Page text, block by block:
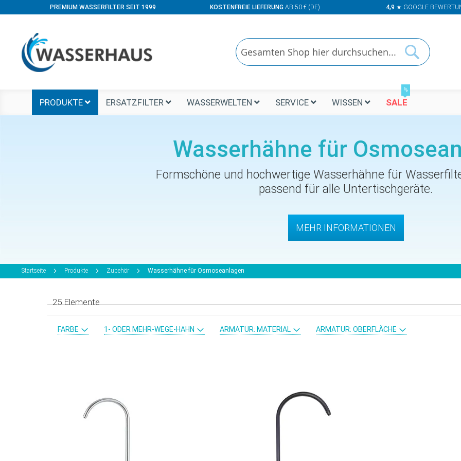
PREMIUM WASSERFILTER SEIT 1999 KOSTENFREIE LIEFERUNGAB 50 € (DE) 4,9 ★ GOOGLE
Suchen
PRODUKTE ERSATZFILTER WASSERWELTEN SERVICE WISSEN SALE
%
Wasserhähne für
Formschöne und hochwertige Wasserhähne für
passend für alle Untertischgeräte.
MEHR INFORMATIONEN
Startseite Produkte Zubehör Wasserhähne für Osmoseanlagen
FARBE 1- ODER MEHR-WEGE-HAHN ARMATUR: MATERIAL ARMATUR: OBERFLÄCHE
25Elemente